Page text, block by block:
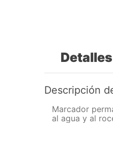
Detalles
Descripción
Marcador
al agua y al